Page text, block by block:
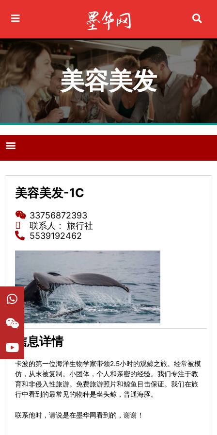
美容美发
M
e
n
u
美容美发-1C
33756872393
联系人： 旅行社
5539192462
信息详情
卡波的第一位海洋生物学家带领2.5小时的观鲸之旅。经常被模
仿，从末被复制。小团体，个人和亲密的经验。我们专注于教
育和非侵入性旅游。免费旅游照片和鲸鱼目击保证。我们在旅
行中看到的最常见的物种是坐头鲸，普通海豚。
联系他时，请说是在墨华网看到的，谢谢！
W
h
a
t
s
a
p
p
W
e
i
x
i
n
Y
o
u
t
u
b
e